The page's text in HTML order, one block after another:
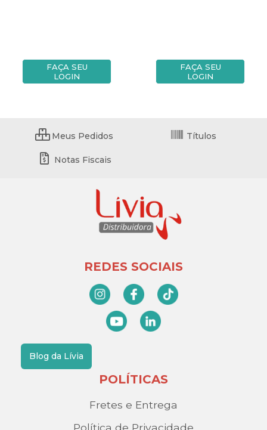
FAÇA SEU
LOGIN
FAÇA SEU
LOGIN
Meus Pedidos Títulos
Notas Fiscais
REDES SOCIAIS
Blog da Lívia
POLÍTICAS
Fretes e Entrega
Política de Privacidade